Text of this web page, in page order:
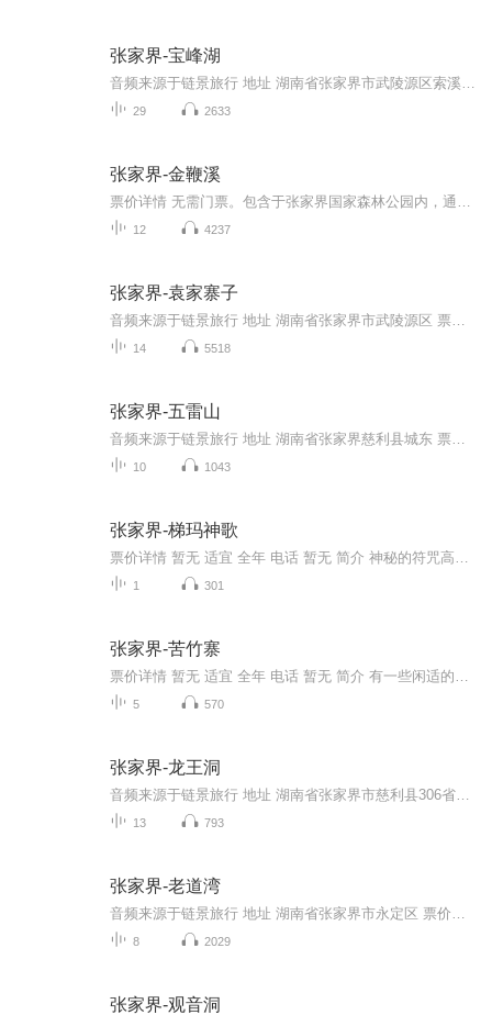
张家界-宝峰湖
29 2633
张家界-金鞭溪
12 4237
张家界-袁家寨子
14 5518
张家界-五雷山
10 1043
张家界-梯玛神歌
1 301
张家界-苦竹寨
5 570
张家界-龙王洞
13 793
张家界-老道湾
8 2029
张家界-观音洞